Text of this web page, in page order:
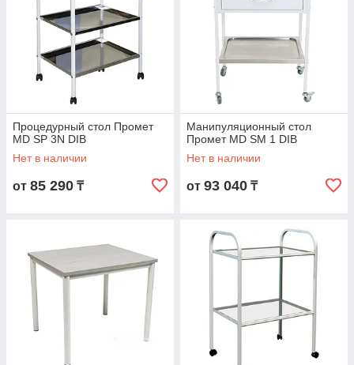
Процедурный стол Промет
MD SP 3N DIB
Нет в наличии
от 85 290 ₸
Манипуляционный стол
Промет MD SM 1 DIB
Нет в наличии
от 93 040 ₸